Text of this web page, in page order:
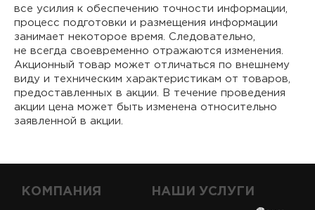
все усилия к обеспечению точности информации,
процесс подготовки и размещения информации
занимает некоторое время. Следовательно,
не всегда своевременно отражаются изменения.
Акционный товар может отличаться по внешнему
виду и техническим характеристикам от товаров,
предоставленных в акции. В течение проведения
акции цена может быть изменена относительно
заявленной в акции.
КОМПАНИЯ НАШИ УСЛУГИ